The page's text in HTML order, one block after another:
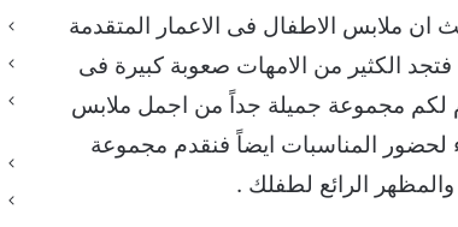
ملابس الاطفال فى الاعمار المتقدمة
الكثير من الامهات صعوبة كبيرة فى
لكم مجموعة جميلة جداً من اجمل ملابس
لحضور المناسبات ايضاً فنقدم مجموعة
الرائع لطفلك .